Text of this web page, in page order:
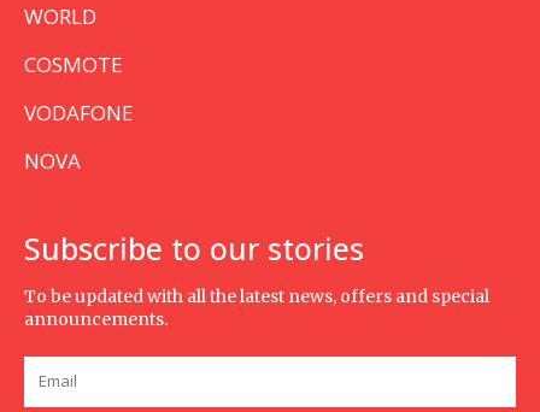
WORLD
COSMOTE
VODAFONE
NOVA
Subscribe to our stories
To be updated with all the latest news, offers and special
announcements.